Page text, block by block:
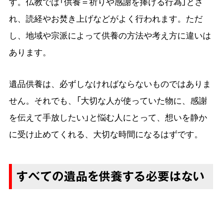
れ、読経やお焚き上げなどがよく行われます。ただ
し、地域や宗派によって供養の方法や考え方に違いは
あります。
遺品供養は、必ずしなければならないものではありま
せん。それでも、「大切な人が使っていた物に、感謝
を伝えて手放したい」と悩む人にとって、想いを静か
に受け止めてくれる、大切な時間になるはずです。
すべての遺品を供養する必要はない